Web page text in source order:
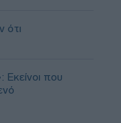
ότι
Εκείνοι που